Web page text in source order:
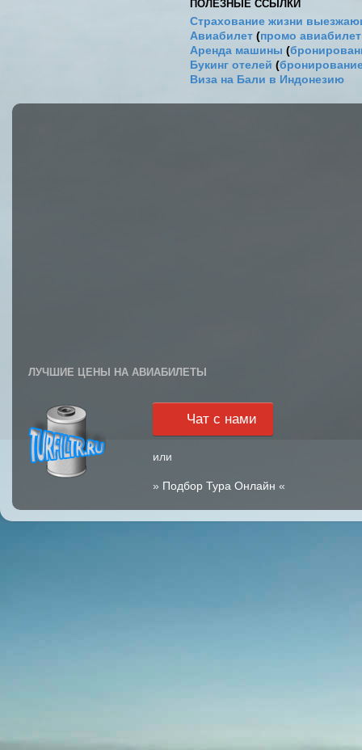
ПОЛЕЗНЫЕ ССЫЛКИ
Страхование жизни
Авиабилет (промо
Аренда машины (
Букинг отелей (
Виза на Бали в Индонезию
ЛУЧШИЕ ЦЕНЫ НА АВИАБИЛЕТЫ
Чат с нами
или
» Подбор Тура Онлайн «